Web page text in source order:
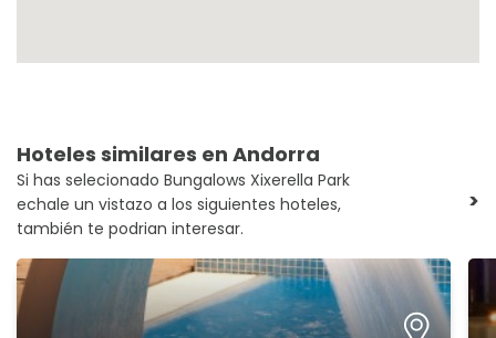
Hoteles similares en Andorra
Si has selecionado Bungalows Xixerella Park
echale un vistazo a los siguientes hoteles,
también te podrian interesar.
>